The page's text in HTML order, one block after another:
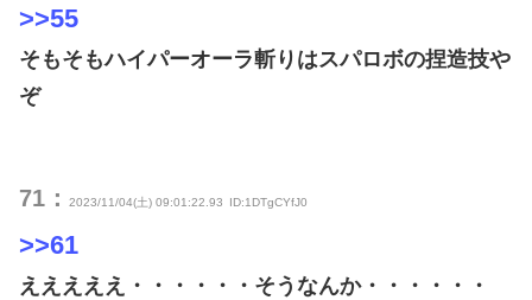
>>55
そもそもハイパーオーラ斬りはスパロボの捏造技や
ぞ
71： 2023/11/04(土) 09:01:22.93 ID:1DTgCYfJ0
>>61
えええええ・・・・・・そうなんか・・・・・・